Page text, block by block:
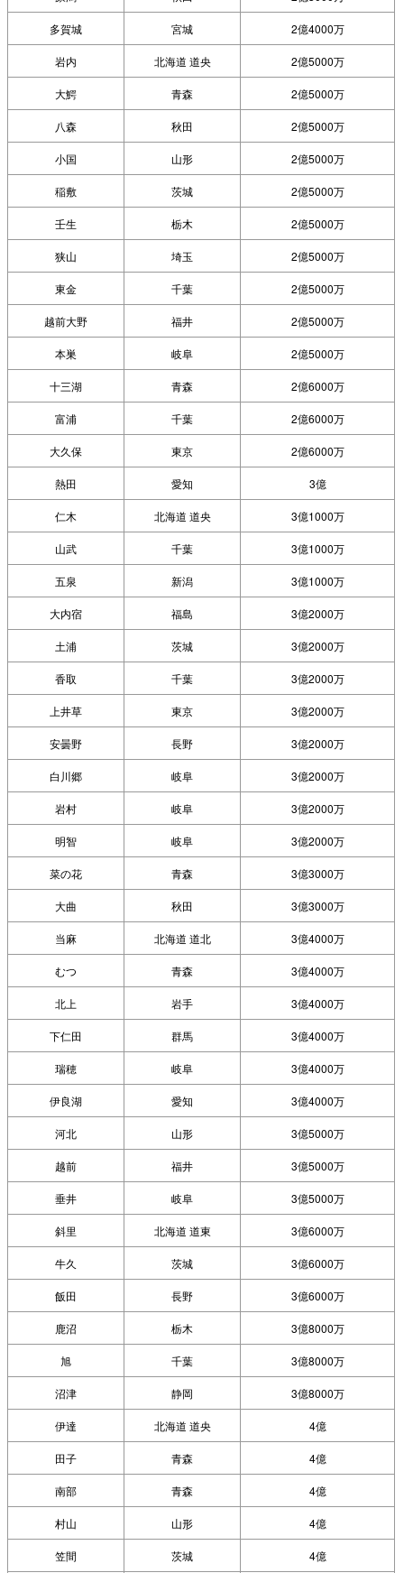
多賀城 宮城 2億4000万
岩内 北海道 道央 2億5000万
大鰐 青森 2億5000万
八森 秋田 2億5000万
小国 山形 2億5000万
稲敷 茨城 2億5000万
壬生 栃木 2億5000万
狭山 埼玉 2億5000万
東金 千葉 2億5000万
越前大野 福井 2億5000万
本巣 岐阜 2億5000万
十三湖 青森 2億6000万
富浦 千葉 2億6000万
大久保 東京 2億6000万
熱田 愛知 3億
仁木 北海道 道央 3億1000万
山武 千葉 3億1000万
五泉 新潟 3億1000万
大内宿 福島 3億2000万
土浦 茨城 3億2000万
香取 千葉 3億2000万
上井草 東京 3億2000万
安曇野 長野 3億2000万
白川郷 岐阜 3億2000万
岩村 岐阜 3億2000万
明智 岐阜 3億2000万
菜の花 青森 3億3000万
大曲 秋田 3億3000万
当麻 北海道 道北 3億4000万
むつ 青森 3億4000万
北上 岩手 3億4000万
下仁田 群馬 3億4000万
瑞穂 岐阜 3億4000万
伊良湖 愛知 3億4000万
河北 山形 3億5000万
越前 福井 3億5000万
垂井 岐阜 3億5000万
斜里 北海道 道東 3億6000万
牛久 茨城 3億6000万
飯田 長野 3億6000万
鹿沼 栃木 3億8000万
旭 千葉 3億8000万
沼津 静岡 3億8000万
伊達 北海道 道央 4億
田子 青森 4億
南部 青森 4億
村山 山形 4億
笠間 茨城 4億